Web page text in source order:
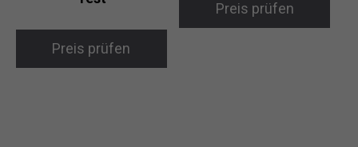
Preis prüfen
Preis prüfen